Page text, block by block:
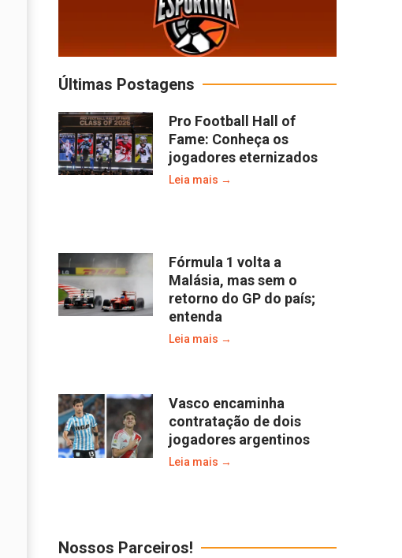
Últimas Postagens
Pro Football Hall of
Fame: Conheça os
jogadores eternizados
Leia mais →
Fórmula 1 volta a
Malásia, mas sem o
retorno do GP do país;
entenda
Leia mais →
Vasco encaminha
contratação de dois
jogadores argentinos
Leia mais →
Nossos Parceiros!